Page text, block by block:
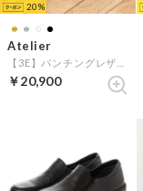
20
Atelier
￥20,900